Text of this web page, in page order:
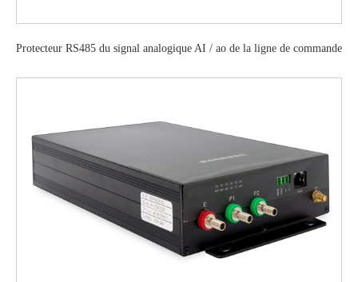
Protecteur RS485 du signal analogique AI / ao de la ligne de commande